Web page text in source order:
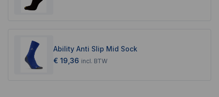
Ability Anti Slip Mid Sock
€ 19,36 incl. BTW